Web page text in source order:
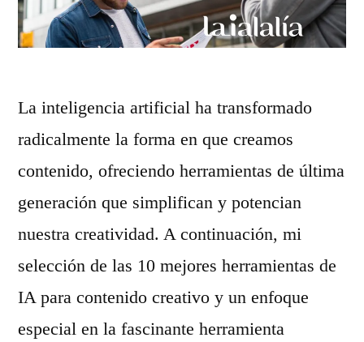
La inteligencia artificial ha transformado
radicalmente la forma en que creamos
contenido, ofreciendo herramientas de última
generación que simplifican y potencian
nuestra creatividad. A continuación, mi
selección de las 10 mejores herramientas de
IA para contenido creativo y un enfoque
especial en la fascinante herramienta